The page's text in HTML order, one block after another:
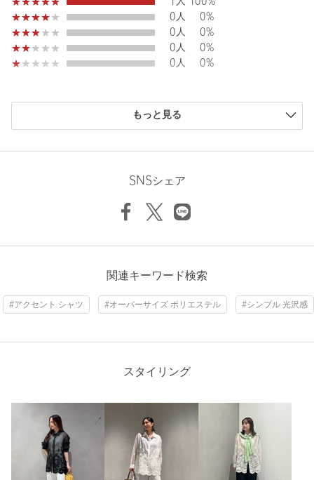
注文キャンセル 対象商品
返品
裾上げ
トップス | シャツ / ブラウス
リエステル100％
手洗い可
0人
0%
0人
0%
0人
0%
0人
0%
ニックネーム： じゅん
購入サイズ：FREE
｜
購入カラー：WHITE
きこなせるかしら？などなど、、悩みましたが購入して良かっ
悩んだけど、購入してよかったです！
性別：女性
40代後半
もっと見る
SNSシェア
関連キーワード検索
#アクセント シャツ #オーバーサイズ ポリエステル #シンプル 光沢感
スタイリング